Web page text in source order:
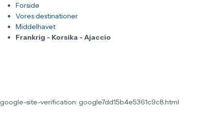
Forside
Vores destinationer
Middelhavet
Frankrig - Korsika - Ajaccio
google-site-verification: google7dd15b4e5361c9c8.html